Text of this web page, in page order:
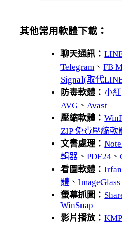
其他常用軟體下載：
聊天通訊：
Telegram 、FB
Signal(取代
防毒軟體：小
AVG 、 Avast
壓縮軟體：
ZIP 免費壓縮軟
文書處理：
輯器 、PDF24 、
看圖軟體：
體 、ImageGlass
螢幕抓圖：
WinSnap
影片播放：